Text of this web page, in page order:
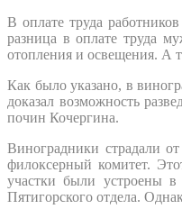
В оплате труда
разница в оплате труда
отопления и освещения. А
Как было указано, в
доказал возможность
почин Кочергина.
Виноградники страдали
филоксерный комитет.
участки были устроены в
Пятигорского отдела.